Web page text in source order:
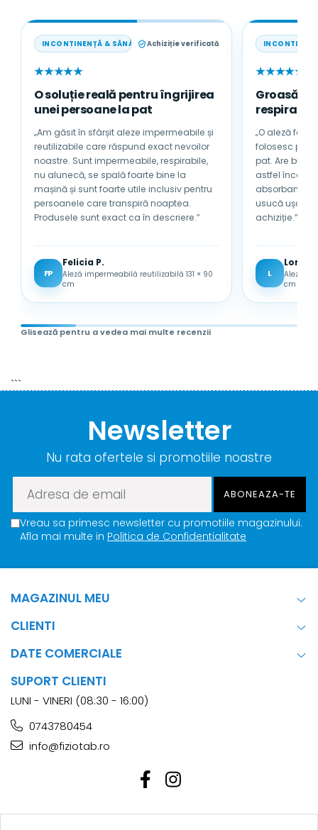
INCONTINENȚĂ & SĂNĂTATEAchiziție verificată
★★★★★
O soluție reală pentru îngrijirea
unei persoane la pat
„Am găsit în sfârșit aleze impermeabile și
reutilizabile care răspund exact nevoilor
noastre. Sunt impermeabile, respirabile,
nu alunecă, se spală foarte bine la
mașină și sunt foarte utile inclusiv pentru
persoanele care transpiră noaptea.
Produsele sunt exact ca în descriere.”
FP
Felicia P.
Aleză impermeabilă reutilizabilă 131 × 90
cm
★★★★★
Groasă,
„O aleză
folosesc pentru
pat. Are
astfel încât nu se încinge
absorbantă și
usucă ușor. Sunt foarte mulțumită de
achiziție.”
L
Aleză
cm
Glisează pentru a vedea mai multe recenzii
```
Newsletter
Nu rata ofertele si promotiile noastre
Vreau sa primesc newsletter cu promotiile magazinului.
Afla mai multe in Politica de Confidentialitate
MAGAZINUL MEU
CLIENTI
DATE COMERCIALE
SUPORT CLIENTI
LUNI - VINERI (08:30 - 16:00)
0743780454
info@fiziotab.ro